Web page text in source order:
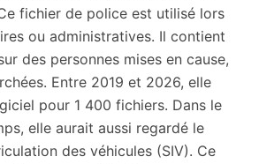
fichier de police est utilisé lors
ou administratives. Il contient
des personnes mises en cause,
Entre 2019 et 2026, elle
pour 1 400 fichiers. Dans le
elle aurait aussi regardé le
des véhicules (SIV). Ce